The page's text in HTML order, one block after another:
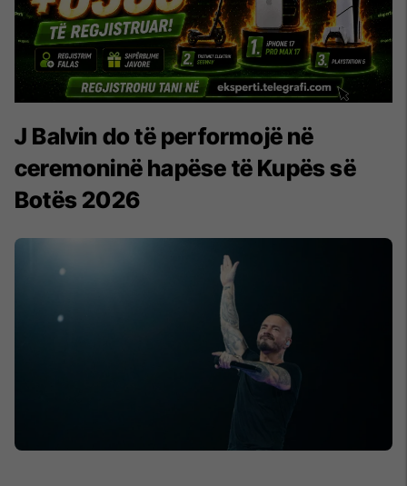
J Balvin do të performojë në
ceremoninë hapëse të Kupës së
Botës 2026